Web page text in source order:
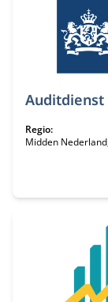
Auditdienst
Regio:
Midden Nederland